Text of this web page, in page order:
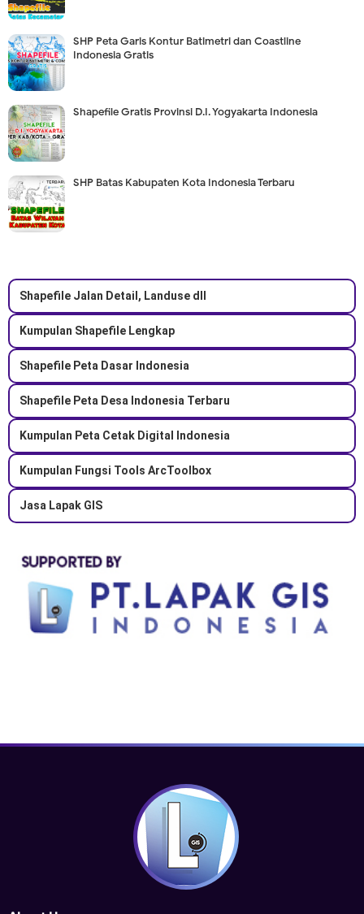
SHP Peta Garis Kontur Batimetri dan Coastline
Indonesia Gratis
Shapefile Gratis Provinsi D.I. Yogyakarta Indonesia
SHP Batas Kabupaten Kota Indonesia Terbaru
Shapefile Jalan Detail, Landuse dll
Kumpulan Shapefile Lengkap
Shapefile Peta Dasar Indonesia
Shapefile Peta Desa Indonesia Terbaru
Kumpulan Peta Cetak Digital Indonesia
Kumpulan Fungsi Tools ArcToolbox
Jasa Lapak GIS